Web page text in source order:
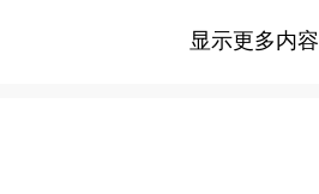
显示更多内容